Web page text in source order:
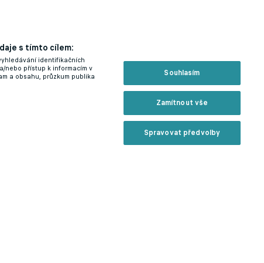
s tímto cílem:
identifikačních
nebo přístup k informacím v
a obsahu, průzkum publika
Souhlasím
Zamítnout vše
Spravovat předvolby